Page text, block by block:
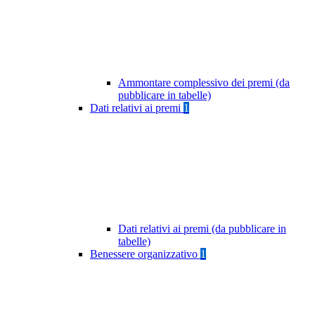
Ammontare complessivo dei premi (da
pubblicare in tabelle)
Dati relativi ai premi 1
Dati relativi ai premi (da pubblicare in
tabelle)
Benessere organizzativo 1